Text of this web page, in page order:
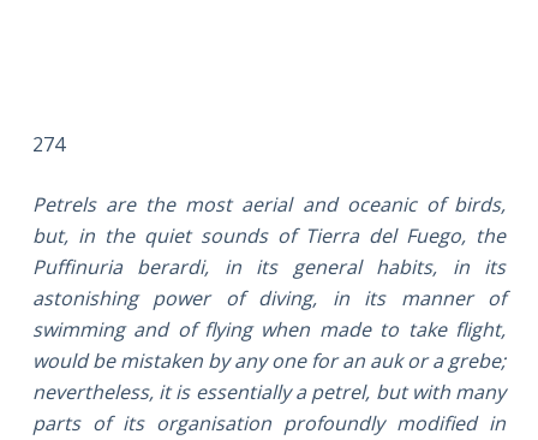
274
Petrels are the most aerial and oceanic of birds,
but, in the quiet sounds of Tierra del Fuego, the
Puffinuria berardi, in its general habits, in its
astonishing power of diving, in its manner of
swimming and of flying when made to take flight,
would be mistaken by any one for an auk or a grebe;
nevertheless, it is essentially a petrel, but with many
parts of its organisation profoundly modified in